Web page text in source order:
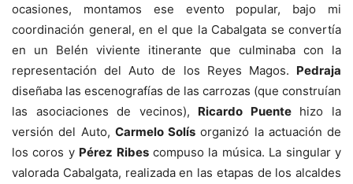
ocasiones, montamos ese evento popular, bajo mi
coordinación general, en el que la Cabalgata se convertía
en un Belén viviente itinerante que culminaba con la
representación del Auto de los Reyes Magos. Pedraja
diseñaba las escenografías de las carrozas (que construían
las asociaciones de vecinos), Ricardo Puentehizo la
versión del Auto, Carmelo Solís organizó la actuación de
los coros y Pérez Ribescompuso la música. La singular y
valorada Cabalgata, realizada en las etapas de los alcaldes